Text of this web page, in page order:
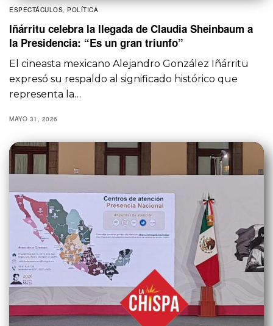
ESPECTÁCULOS, POLÍTICA
Iñárritu celebra la llegada de Claudia Sheinbaum a
la Presidencia: “Es un gran triunfo”
El cineasta mexicano Alejandro González Iñárritu
expresó su respaldo al significado histórico que
representa la…
MAYO 31, 2026